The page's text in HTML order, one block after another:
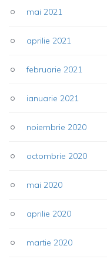
mai 2021
aprilie 2021
februarie 2021
ianuarie 2021
noiembrie 2020
octombrie 2020
mai 2020
aprilie 2020
martie 2020